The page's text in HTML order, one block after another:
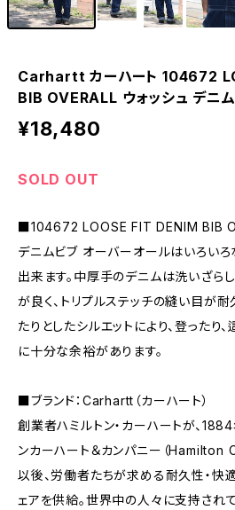
Carhartt カーハート 104672
BIB OVERALL ウォッシュ デニ
¥18,480
SOLD OUT
■104672 LOOSE FIT DENIM BIB
デニムビブ オーバーオールはいろい
出来ます。中厚手のデニムは洗いざら
が良く、トリプルステッチの縫い目が耐
たりとしたシルエットにより、登ったり
に十分な余裕があります。
■ブランド：Carhartt（カーハート）
創業者ハミルトン・カーハートが、1884
ンカーハート＆カンパニー（Hamilton
以後、労働者たちが求める耐久性・快
ェアを供給。世界中の人々に支持されて